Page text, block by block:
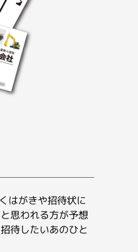
はがきや招待状に
思われる方が予想
待したいあのひと